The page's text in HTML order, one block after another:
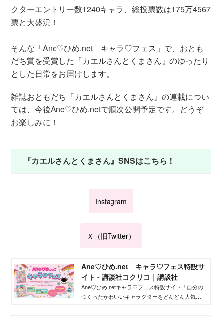
クターエントリー数1240キャラ、総投票数は175万4567
票と大盛況！
そんな「Ane♡ひめ.net キャラ♡フェス」で、おとも
だち賞を受賞した『カエルさんとくまさん』のゆったり
とした日常をお届けします。
雑誌おともだち『カエルさんとくまさん』の連載につい
ては、今後Ane♡ひめ.netで順次公開予定です。どうぞ
お楽しみに！
『カエルさんとくまさん』SNSはこちら！
Instagram
Ｘ（旧Twitter）
Ane♡ひめ.net キャラ♡フェス特設サ
イト - 講談社コクリコ｜講談社
Ane♡ひめ.netキャラ♡フェス特設サイト「自分の
つくったかわいいキャラクターをどんどん人気者